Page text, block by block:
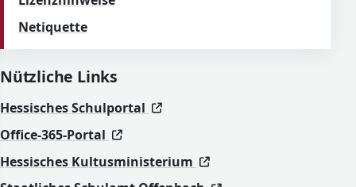
Netiquette
Nützliche Links
Hessisches Schulportal (öffnet in neuem Fenster)
(öffnet in neuem Fenster)
Office-365-Portal
(öffnet in neuem Fenster)
(öffnet in neuem Fenster)
Hessisches Kultusministerium
(öffnet in neuem
(öffnet in neuem